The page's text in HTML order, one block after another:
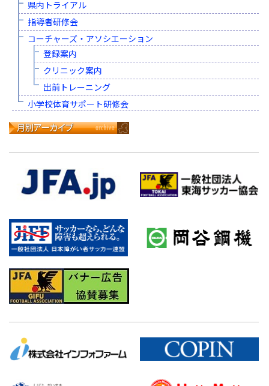
県内トライアル
指導者研修会
コーチャーズ・アソシエーション
登録案内
クリニック案内
出前トレーニング
小学校体育サポート研修会